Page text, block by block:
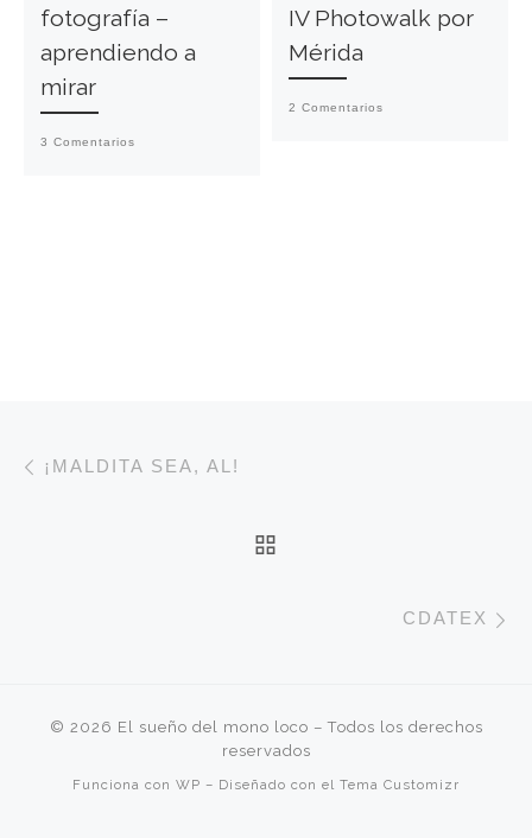
fotografía –
aprendiendo a
mirar
3 Comentarios
IV Photowalk por
Mérida
2 Comentarios
Navegación de entradas
¡MALDITA SEA, AL!
CDATEX
© 2026 El sueño del mono loco – Todos los derechos
reservados
Funciona con WP – Diseñado con el Tema Customizr